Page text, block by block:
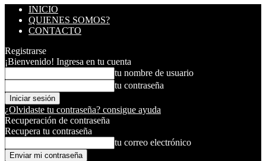
INICIO
QUIENES SOMOS?
CONTACTO
Registrarse
¡Bienvenido! Ingresa en tu cuenta
tu nombre de usuario
tu contraseña
¿Olvidaste tu contraseña? consigue ayuda
Recuperación de contraseña
Recupera tu contraseña
tu correo electrónico